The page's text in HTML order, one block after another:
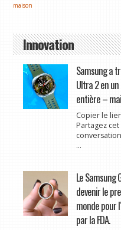
maison
Innovation
Samsung a
Ultra 2 en
entière –
Copier le
Partagez
...
Le Samsung
devenir le
monde pour
par la FDA.